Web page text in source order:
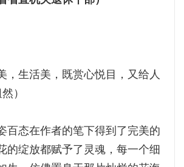
，生活美，既赏心悦目，又给人
）
百态在作者的笔下得到了完美的
的绽放都赋予了灵魂，每一个细